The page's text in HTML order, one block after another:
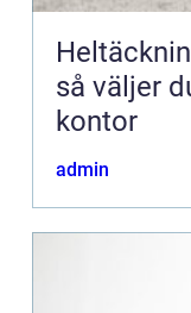
så väljer
kontor
admin